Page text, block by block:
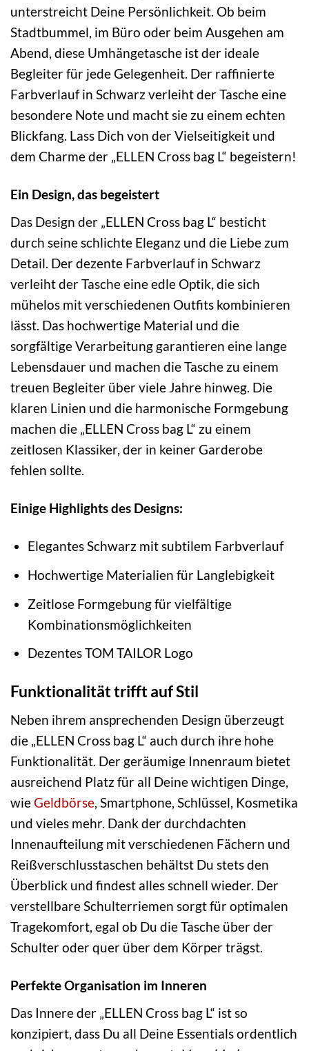
unterstreicht Deine Persönlichkeit. Ob beim
Stadtbummel, im Büro oder beim Ausgehen am
Abend, diese Umhängetasche ist der ideale
Begleiter für jede Gelegenheit. Der raffinierte
Farbverlauf in Schwarz verleiht der Tasche eine
besondere Note und macht sie zu einem echten
Blickfang. Lass Dich von der Vielseitigkeit und
dem Charme der „ELLEN Cross bag L“ begeistern!
Ein Design, das begeistert
Das Design der „ELLEN Cross bag L“ besticht
durch seine schlichte Eleganz und die Liebe zum
Detail. Der dezente Farbverlauf in Schwarz
verleiht der Tasche eine edle Optik, die sich
mühelos mit verschiedenen Outfits kombinieren
lässt. Das hochwertige Material und die
sorgfältige Verarbeitung garantieren eine lange
Lebensdauer und machen die Tasche zu einem
treuen Begleiter über viele Jahre hinweg. Die
klaren Linien und die harmonische Formgebung
machen die „ELLEN Cross bag L“ zu einem
zeitlosen Klassiker, der in keiner Garderobe
fehlen sollte.
Einige Highlights des Designs:
Elegantes Schwarz mit subtilem Farbverlauf
Hochwertige Materialien für Langlebigkeit
Zeitlose Formgebung für vielfältige
Kombinationsmöglichkeiten
Dezentes TOM TAILOR Logo
Funktionalität trifft auf Stil
Neben ihrem ansprechenden Design überzeugt
die „ELLEN Cross bag L“ auch durch ihre hohe
Funktionalität. Der geräumige Innenraum bietet
ausreichend Platz für all Deine wichtigen Dinge,
wieGeldbörse, Smartphone, Schlüssel, Kosmetika
und vieles mehr. Dank der durchdachten
Innenaufteilung mit verschiedenen Fächern und
Reißverschlusstaschen behältst Du stets den
Überblick und findest alles schnell wieder. Der
verstellbare Schulterriemen sorgt für optimalen
Tragekomfort, egal ob Du die Tasche über der
Schulter oder quer über dem Körper trägst.
Perfekte Organisation im Inneren
Das Innere der „ELLEN Cross bag L“ ist so
konzipiert, dass Du all Deine Essentials ordentlich